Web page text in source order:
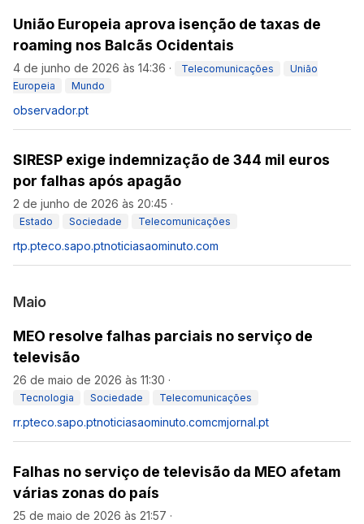
União Europeia aprova isenção de taxas de
roaming nos Balcãs Ocidentais
4 de junho de 2026 às 14:36 · Telecomunicações
União
Europeia
Mundo
observador.pt
SIRESP exige indemnização de 344 mil euros
por falhas após apagão
2 de junho de 2026 às 20:45 ·
Estado Sociedade Telecomunicações
rtp.pteco.sapo.ptnoticiasaominuto.com
Maio
MEO resolve falhas parciais no serviço de
televisão
26 de maio de 2026 às 11:30 ·
Tecnologia Sociedade Telecomunicações
rr.pteco.sapo.ptnoticiasaominuto.comcmjornal.pt
Falhas no serviço de televisão da MEO afetam
várias zonas do país
25 de maio de 2026 às 21:57 ·